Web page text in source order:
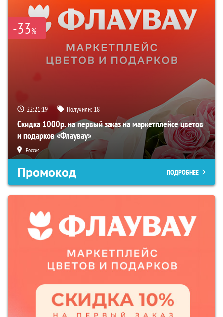
-33%
22:21:19 Получили: 18
Скидка 1000р. на первый заказ на маркетплейсе цветов
и подарков «Флаувау»
Россия
Промокод ПОДРОБНЕЕ